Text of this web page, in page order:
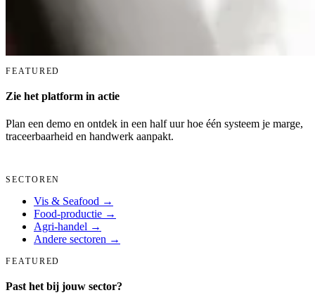
FEATURED
Zie het platform in actie
Plan een demo en ontdek in een half uur hoe één systeem je marge,
traceerbaarheid en handwerk aanpakt.
SECTOREN
Vis & Seafood →
Food-productie →
Agri-handel →
Andere sectoren →
FEATURED
Past het bij jouw sector?